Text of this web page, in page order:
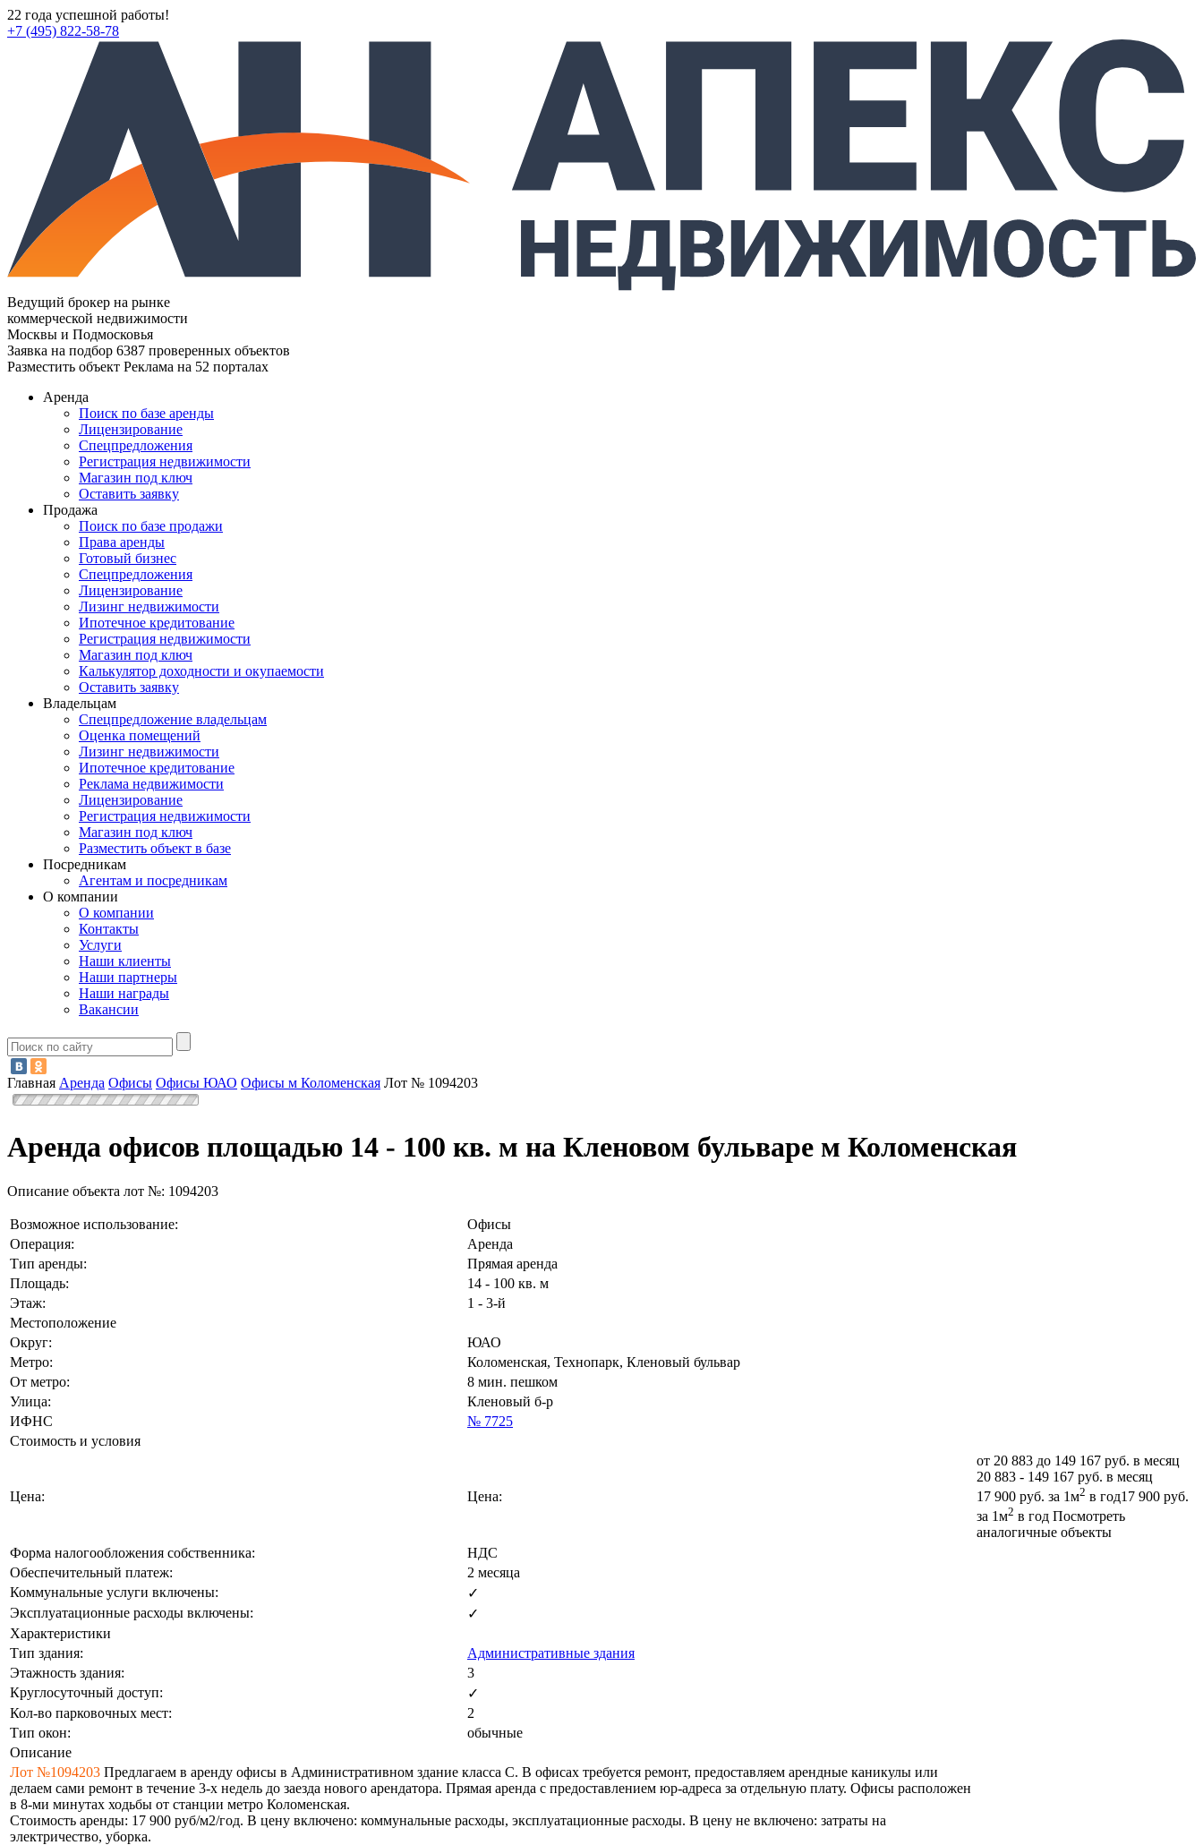
22 года успешной работы!
+7 (495) 822-58-78
Ведущий брокер на рынке
коммерческой недвижимости
Москвы и Подмосковья
Заявка на подбор 6387 проверенных объектов
Разместить объект Реклама на 52 порталах
Аренда
Поиск по базе аренды
Лицензирование
Спецпредложения
Регистрация недвижимости
Магазин под ключ
Оставить заявку
Продажа
Поиск по базе продажи
Права аренды
Готовый бизнес
Спецпредложения
Лицензирование
Лизинг недвижимости
Ипотечное кредитование
Регистрация недвижимости
Магазин под ключ
Калькулятор доходности и окупаемости
Оставить заявку
Владельцам
Спецпредложение владельцам
Оценка помещений
Лизинг недвижимости
Ипотечное кредитование
Реклама недвижимости
Лицензирование
Регистрация недвижимости
Магазин под ключ
Разместить объект в базе
Посредникам
Агентам и посредникам
О компании
О компании
Контакты
Услуги
Наши клиенты
Наши партнеры
Наши награды
Вакансии
Главная Аренда Офисы Офисы ЮАО Офисы м Коломенская Лот № 1094203
Аренда офисов площадью 14 - 100 кв. м на Кленовом бульваре м Коломенская
Описание объекта лот №: 1094203
Возможное использование:
Офисы
Операция:
Аренда
Тип аренды:
Прямая аренда
Площадь:
14 - 100 кв. м
Этаж:
1 - 3-й
Местоположение
Округ:
ЮАО
Метро:
Коломенская, Технопарк, Кленовый бульвар
От метро:
8 мин. пешком
Улица:
Кленовый б-р
ИФНС
№ 7725
Стоимость и условия
Цена: Цена:
от 20 883 до 149 167 руб. в месяц
20 883 - 149 167 руб. в месяц
17 900 руб. за 1м2 в год17 900 руб.
за 1м2 в год Посмотреть
аналогичные объекты
Форма налогообложения собственника:
НДС
Обеспечительный платеж:
2 месяца
Коммунальные услуги включены:
✓
Эксплуатационные расходы включены:
✓
Характеристики
Тип здания:
Административные здания
Этажность здания:
3
Круглосуточный доступ:
✓
Кол-во парковочных мест:
2
Тип окон:
обычные
Описание
Лот №1094203 Предлагаем в аренду офисы в Административном здание класса С. В офисах требуется ремонт, предоставляем арендные каникулы или
делаем сами ремонт в течение 3-х недель до заезда нового арендатора. Прямая аренда с предоставлением юр-адреса за отдельную плату. Офисы расположен
в 8-ми минутах ходьбы от станции метро Коломенская.
Стоимость аренды: 17 900 руб/м2/год. В цену включено: коммунальные расходы, эксплуатационные расходы. В цену не включено: затраты на
электричество, уборка.